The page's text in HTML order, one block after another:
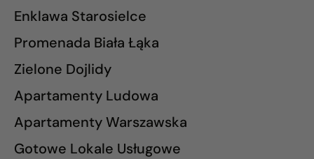
Enklawa Starosielce
Promenada Biała Łąka
Zielone Dojlidy
Apartamenty Ludowa
Apartamenty Warszawska
Gotowe Lokale Usługowe